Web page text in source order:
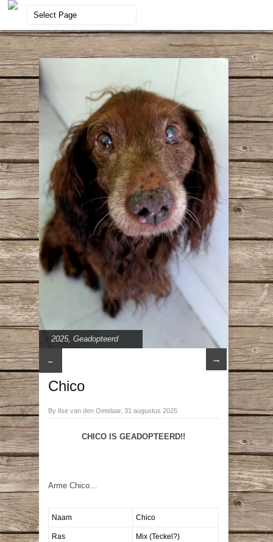
2025, Geadopteerd
← →
Chico
By Ilse van den Oetelaar, 31 augustus 2025
CHICO IS GEADOPTEERD!!
Arme Chico…
Naam Chico
Ras Mix (Teckel?)